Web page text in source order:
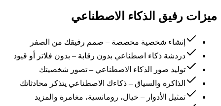
ميزات رفيق الذكاء الاصطناعي
إنشاء شخصية مخصصة – صمم رفيقك من الصفر
دردشة ذكاء اصطناعي بدون رقابة – بدون فلاتر أو قيود
توليد صور الذكاء الاصطناعي – تصور شخصيتك
الذاكرة والسياق – ذكاءك الاصطناعي يتذكر محادثاتك
تمثيل الأدوار – خيال، رومانسية، مغامرة والمزيد